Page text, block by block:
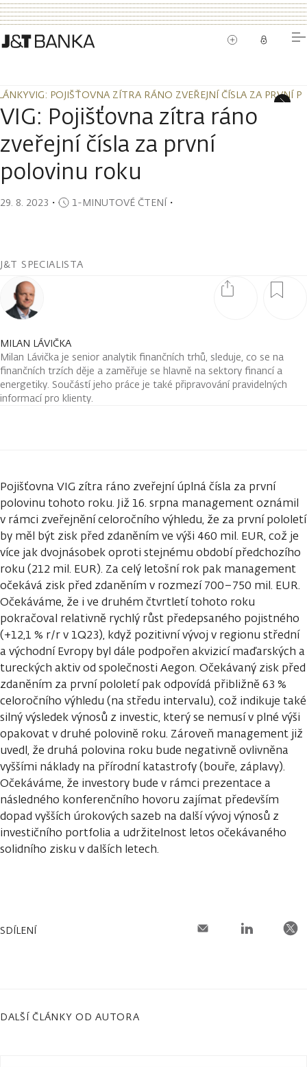
VIG: POJIŠŤOVNA ZÍTRA RÁNO ZVEŘEJNÍ ČÍSLA ZA PRVNÍ
VIG: POJIŠŤOVNA ZÍTRA RÁNO ZVEŘEJNÍ ČÍSLA ZA PRVNÍ
VIG: Pojišťovna zítra ráno
zveřejní čísla za první
polovinu roku
29. 8. 2023 ・ 1-MINUTOVÉ ČTENÍ・
J&T SPECIALISTA
MILAN LÁVIČKA
Milan Lávička je senior analytik finančních trhů, sleduje, co se na
finančních trzích děje a zaměřuje se hlavně na sektory financí a
energetiky. Součástí jeho práce je také připravování pravidelných
informací pro klienty.
Pojišťovna VIG zítra ráno zveřejní úplná čísla za první
polovinu tohoto roku. Již 16. srpna management oznámil
v rámci zveřejnění celoročního výhledu, že za první pololetí
by měl být zisk před zdaněním ve výši 460 mil. EUR, což je
více jak dvojnásobek oproti stejnému období předchozího
roku (212 mil. EUR). Za celý letošní rok pak management
očekává zisk před zdaněním v rozmezí 700–750 mil. EUR.
Očekáváme, že i ve druhém čtvrtletí tohoto roku
pokračoval relativně rychlý růst předepsaného pojistného
(+12,1 % r/r v 1Q23), když pozitivní vývoj v regionu střední
a východní Evropy byl dále podpořen akvizicí maďarských a
tureckých aktiv od společnosti Aegon. Očekávaný zisk před
zdaněním za první pololetí pak odpovídá přibližně 63 %
celoročního výhledu (na středu intervalu), což indikuje také
silný výsledek výnosů z investic, který se nemusí v plné výši
opakovat v druhé polovině roku. Zároveň management již
uvedl, že druhá polovina roku bude negativně ovlivněna
vyššími náklady na přírodní katastrofy (bouře, záplavy).
Očekáváme, že investory bude v rámci prezentace a
následného konferenčního hovoru zajímat především
dopad vyšších úrokových sazeb na další vývoj výnosů z
investičního portfolia a udržitelnost letos očekávaného
solidního zisku v dalších letech.
SDÍLENÍ
DALŠÍ ČLÁNKY OD AUTORA